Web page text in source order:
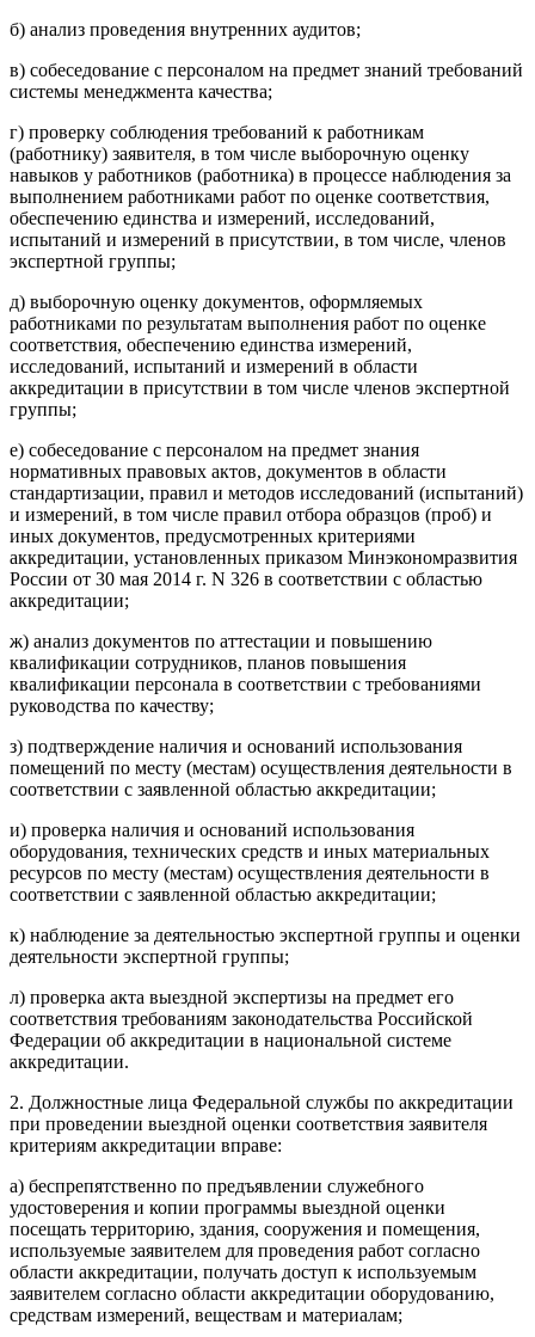
б) анализ проведения внутренних аудитов;
в) собеседование с персоналом на предмет знаний требований
системы менеджмента качества;
г) проверку соблюдения требований к работникам
(работнику) заявителя, в том числе выборочную оценку
навыков у работников (работника) в процессе наблюдения за
выполнением работниками работ по оценке соответствия,
обеспечению единства и измерений, исследований,
испытаний и измерений в присутствии, в том числе, членов
экспертной группы;
д) выборочную оценку документов, оформляемых
работниками по результатам выполнения работ по оценке
соответствия, обеспечению единства измерений,
исследований, испытаний и измерений в области
аккредитации в присутствии в том числе членов экспертной
группы;
е) собеседование с персоналом на предмет знания
нормативных правовых актов, документов в области
стандартизации, правил и методов исследований (испытаний)
и измерений, в том числе правил отбора образцов (проб) и
иных документов, предусмотренных критериями
аккредитации, установленных приказом Минэкономразвития
России от 30 мая 2014 г. N 326 в соответствии с областью
аккредитации;
ж) анализ документов по аттестации и повышению
квалификации сотрудников, планов повышения
квалификации персонала в соответствии с требованиями
руководства по качеству;
з) подтверждение наличия и оснований использования
помещений по месту (местам) осуществления деятельности в
соответствии с заявленной областью аккредитации;
и) проверка наличия и оснований использования
оборудования, технических средств и иных материальных
ресурсов по месту (местам) осуществления деятельности в
соответствии с заявленной областью аккредитации;
к) наблюдение за деятельностью экспертной группы и оценки
деятельности экспертной группы;
л) проверка акта выездной экспертизы на предмет его
соответствия требованиям законодательства Российской
Федерации об аккредитации в национальной системе
аккредитации.
2. Должностные лица Федеральной службы по аккредитации
при проведении выездной оценки соответствия заявителя
критериям аккредитации вправе:
а) беспрепятственно по предъявлении служебного
удостоверения и копии программы выездной оценки
посещать территорию, здания, сооружения и помещения,
используемые заявителем для проведения работ согласно
области аккредитации, получать доступ к используемым
заявителем согласно области аккредитации оборудованию,
средствам измерений, веществам и материалам;